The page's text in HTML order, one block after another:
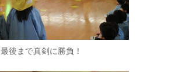
最後まで真剣に勝負！